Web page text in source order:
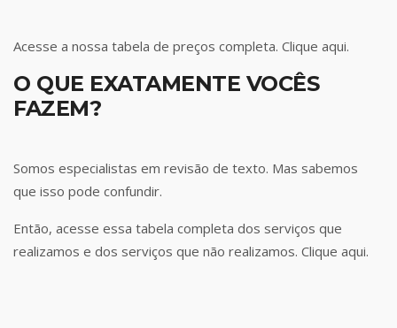
Acesse a nossa tabela de preços completa. Clique aqui.
O QUE EXATAMENTE VOCÊS
FAZEM?
Somos especialistas em revisão de texto. Mas sabemos
que isso pode confundir.
Então, acesse essa tabela completa dos serviços que
realizamos e dos serviços que não realizamos. Clique aqui.